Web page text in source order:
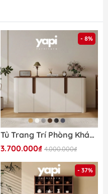
- 8%
Tủ Trang Trí Phòng Khách Góc Bo Tròn Phong Cách Hiện Đại Tối Giản 198x40x90cm Yapi-121
3.700.000₫ 4.000.000₫
- 37%